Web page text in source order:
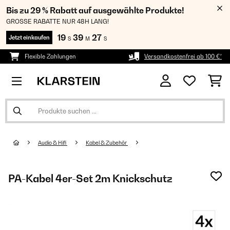
Bis zu 29 % Rabatt auf ausgewählte Produkte!
GROSSE RABATTE NUR 48H LANG!
Jetzt einkaufen 19 S 39 M 25 S
Flexible Zahlungen Versandkostenfrei ab 100 €*
Audio & Hifi Kabel & Zubehör
PA-Kabel 4er-Set 2m Knickschutz